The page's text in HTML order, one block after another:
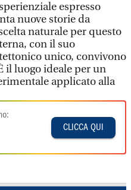
espresso
nuove storie da
naturale per questo
con il suo
unico, convivono
il luogo ideale per un
applicato alla
CLICCA QUI